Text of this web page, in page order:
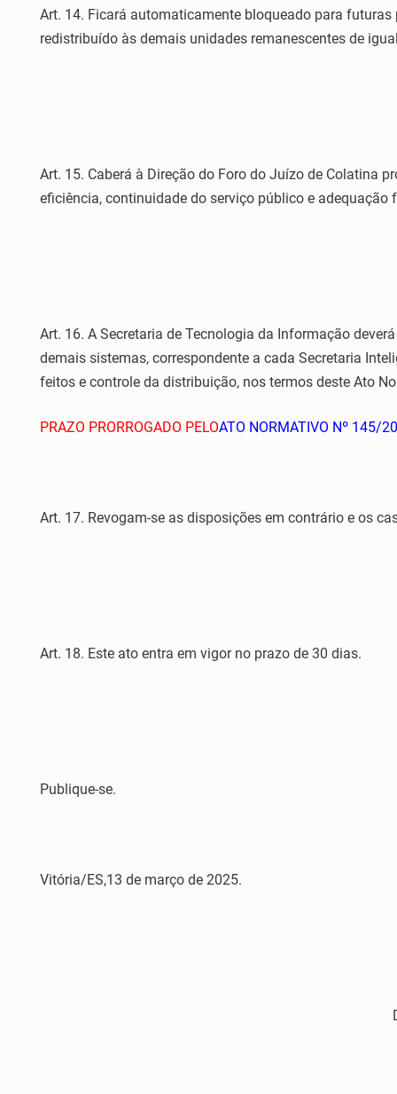
Art. 14. Ficará automaticamente bloqueado para
redistribuído às demais unidades remanescentes de
Art. 15. Caberá à Direção do Foro do Juízo de Colatina
eficiência, continuidade do serviço público e adequação
Art. 16. A Secretaria de Tecnologia da Informação
demais sistemas, correspondente a cada Secretaria
feitos e controle da distribuição, nos termos deste Ato
PRAZO PRORROGADO PELOATO NORMATIVO Nº 145/
Art. 17. Revogam-se as disposições em contrário e os
Art. 18. Este ato entra em vigor no prazo de 30 dias.
Publique-se.
Vitória/ES,13 de março de 2025.